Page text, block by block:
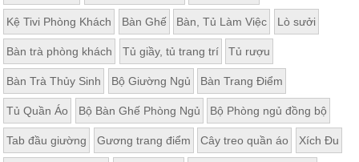
Kệ Tivi Phòng Khách Bàn Ghế Bàn, Tủ Làm Việc Lò sưởi
Bàn trà phòng khách Tủ giầy, tủ trang trí Tủ rượu
Bàn Trà Thủy Sinh Bộ Giường Ngủ Bàn Trang Điểm
Tủ Quần Áo Bộ Bàn Ghế Phòng Ngủ Bộ Phòng ngủ đồng bộ
Tab đầu giường Gương trang điểm Cây treo quần áo Xích Đu